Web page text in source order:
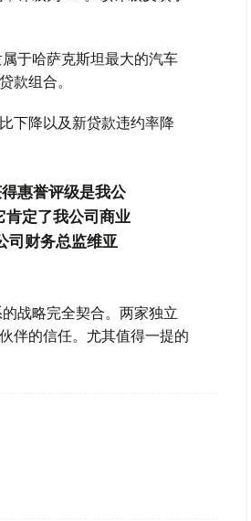
于哈萨克斯坦最大的汽车
款组合。
下降以及新贷款违约率降
惠誉评级是我公
肯定了我公司商业
司财务总监维亚
战略完全契合。两家独立
伴的信任。尤其值得一提的